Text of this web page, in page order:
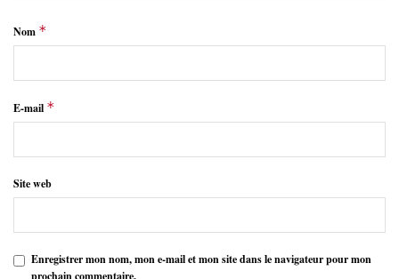
Nom *
E-mail *
Site web
Enregistrer mon nom, mon e-mail et mon site dans le navigateur pour mon
prochain commentaire.